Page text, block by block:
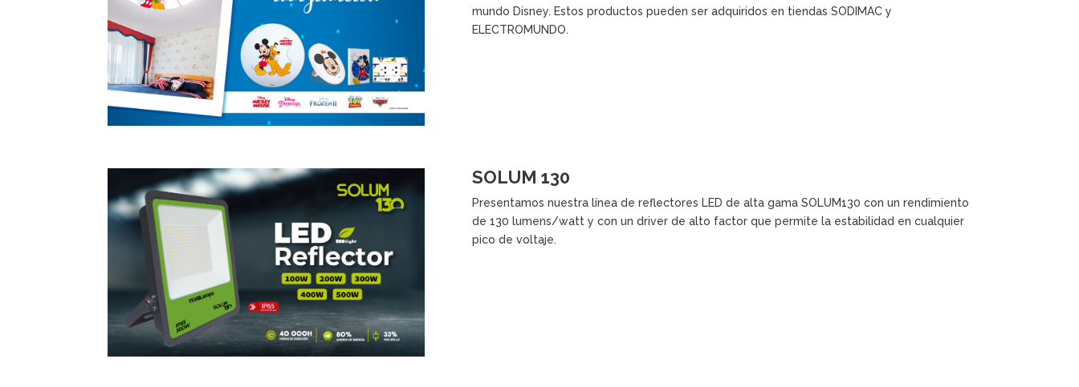
mundo Disney. Estos productos pueden ser adquiridos en tiendas SODIMAC y
ELECTROMUNDO.
SOLUM 130
Presentamos nuestra línea de reflectores LED de alta gama SOLUM130 con un rendimiento
de 130 lumens/watt y con un driver de alto factor que permite la estabilidad en cualquier
pico de voltaje.